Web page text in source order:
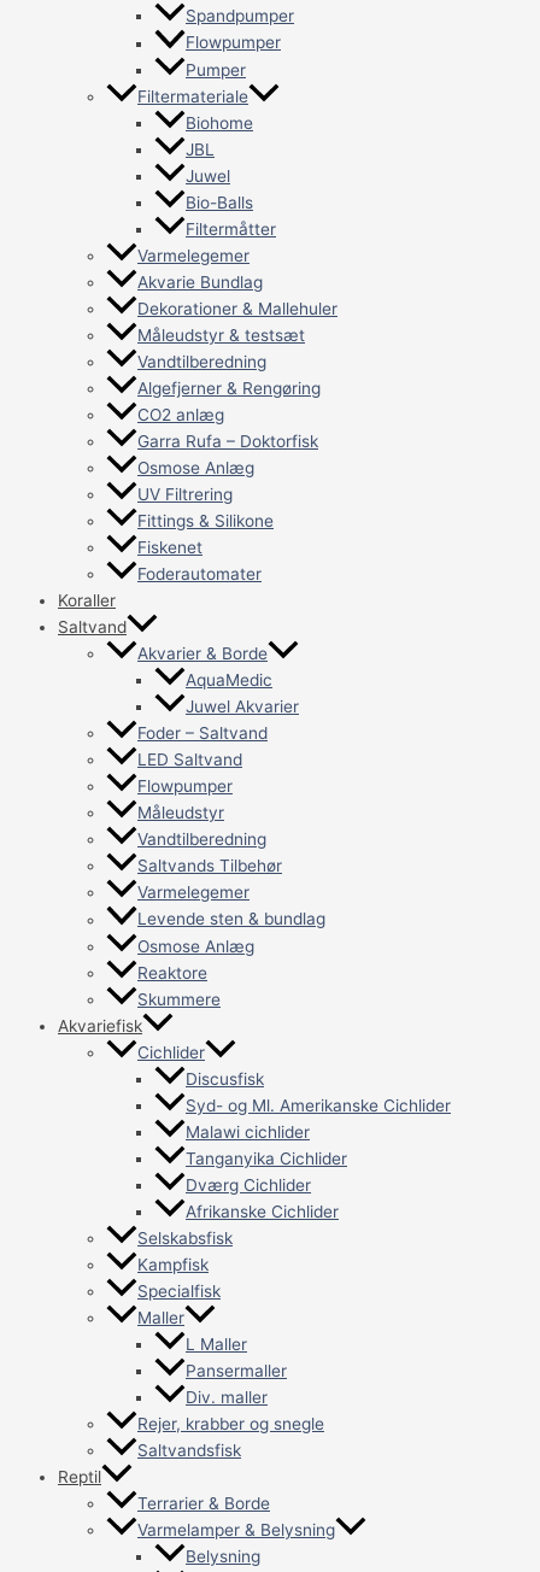
Spandpumper
Flowpumper
Pumper
Filtermateriale
Biohome
JBL
Juwel
Bio-Balls
Filtermåtter
Varmelegemer
Akvarie Bundlag
Dekorationer & Mallehuler
Måleudstyr & testsæt
Vandtilberedning
Algefjerner & Rengøring
CO2 anlæg
Garra Rufa – Doktorfisk
Osmose Anlæg
UV Filtrering
Fittings & Silikone
Fiskenet
Foderautomater
Koraller
Saltvand
Akvarier & Borde
AquaMedic
Juwel Akvarier
Foder – Saltvand
LED Saltvand
Flowpumper
Måleudstyr
Vandtilberedning
Saltvands Tilbehør
Varmelegemer
Levende sten & bundlag
Osmose Anlæg
Reaktore
Skummere
Akvariefisk
Cichlider
Discusfisk
Syd- og Ml. Amerikanske Cichlider
Malawi cichlider
Tanganyika Cichlider
Dværg Cichlider
Afrikanske Cichlider
Selskabsfisk
Kampfisk
Specialfisk
Maller
L Maller
Pansermaller
Div. maller
Rejer, krabber og snegle
Saltvandsfisk
Reptil
Terrarier & Borde
Varmelamper & Belysning
Belysning